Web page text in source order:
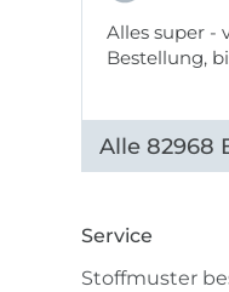
Alles super -
Bestellung,
Alle 82968
Service
Stoffmuster